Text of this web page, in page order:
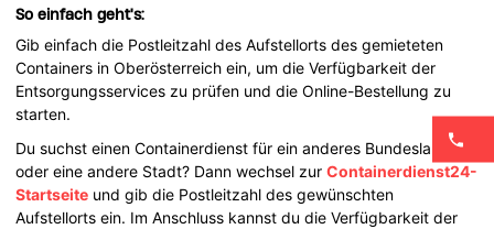
So einfach geht's:
Gib einfach die Postleitzahl des Aufstellorts des gemieteten
Containers in Oberösterreich ein, um die Verfügbarkeit der
Entsorgungsservices zu prüfen und die Online-Bestellung zu
starten.
Du suchst einen Containerdienst für ein anderes Bundesland
oder eine andere Stadt? Dann wechsel zurContainerdienst24-
Startseite und gib die Postleitzahl des gewünschten
Aufstellorts ein. Im Anschluss kannst du die Verfügbarkeit der